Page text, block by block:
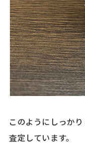
このようにしっか
査定しています。